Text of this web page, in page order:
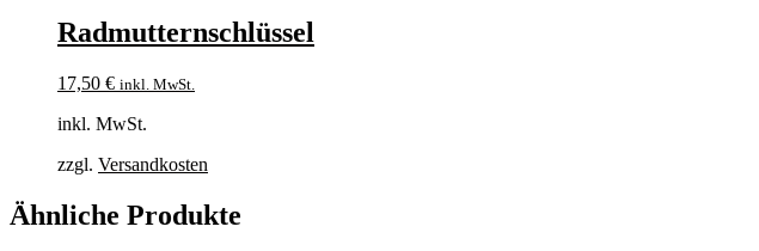
Radmutternschlüssel
17,50 € inkl. MwSt.
inkl. MwSt.
zzgl. Versandkosten
Ähnliche Produkte